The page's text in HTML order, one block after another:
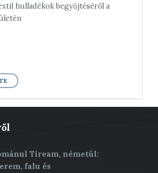
hulladékok begyűjtéséről a
Tiream, németül:
falu és